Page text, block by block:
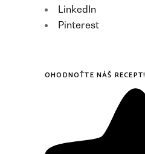
LinkedIn
Pinterest
OHODNOŤTE NÁŠ RECEPT!